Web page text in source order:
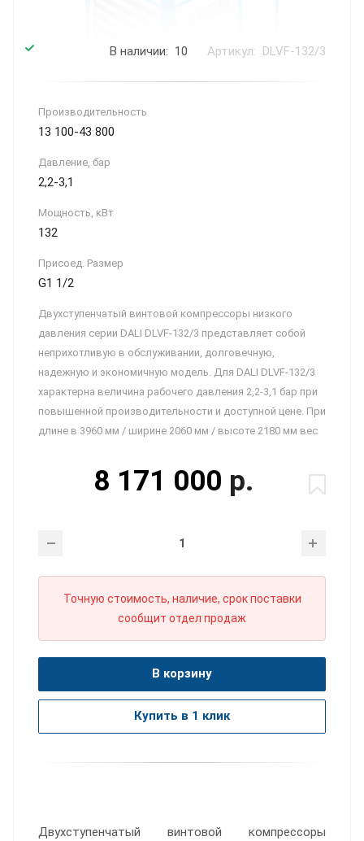
В наличии: 10 Артикул: DLVF-132/3
Производитель­ность
13 100-43 800
Давление, бар
2,2-3,1
Мощность, кВт
132
Присоед. Размер
G1 1/2
Двухступенчатый винтовой компрессоры низкого
давления серии DALI DLVF-132/3 представляет собой
неприхотливую в обслуживании, долговечную,
надежную и экономичную модель. Для DALI DLVF-132/3
характерна величина рабочего давления 2,2-3,1 бар при
повышенной производительности и доступной цене. При
длине в 3960 мм / ширине 2060 мм / высоте 2180 мм вес
8 171 000 р.
Точную стоимость, наличие, срок поставки
сообщит отдел продаж
В корзину
Купить в 1 клик
Двухступенчатый винтовой компрессоры